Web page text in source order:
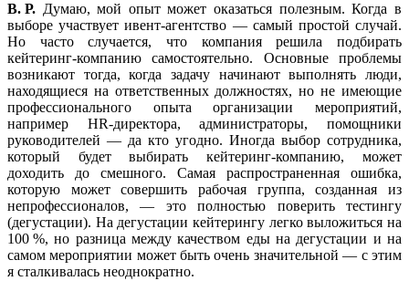
В. Р. Думаю, мой опыт может оказаться полезным. Когда в
выборе участвует ивент-агентство — самый простой случай.
Но часто случается, что компания решила подбирать
кейтеринг-компанию самостоятельно. Основные проблемы
возникают тогда, когда задачу начинают выполнять люди,
находящиеся на ответственных должностях, но не имеющие
профессионального опыта организации мероприятий,
например НR-директора, администраторы, помощники
руководителей — да кто угодно. Иногда выбор сотрудника,
который будет выбирать кейтеринг-компанию, может
доходить до смешного. Самая распространенная ошибка,
которую может совершить рабочая группа, созданная из
непрофессионалов, — это полностью поверить тестингу
(дегустации). На дегустации кейтерингу легко выложиться на
100 %, но разница между качеством еды на дегустации и на
самом мероприятии может быть очень значительной — с этим
я сталкивалась неоднократно.